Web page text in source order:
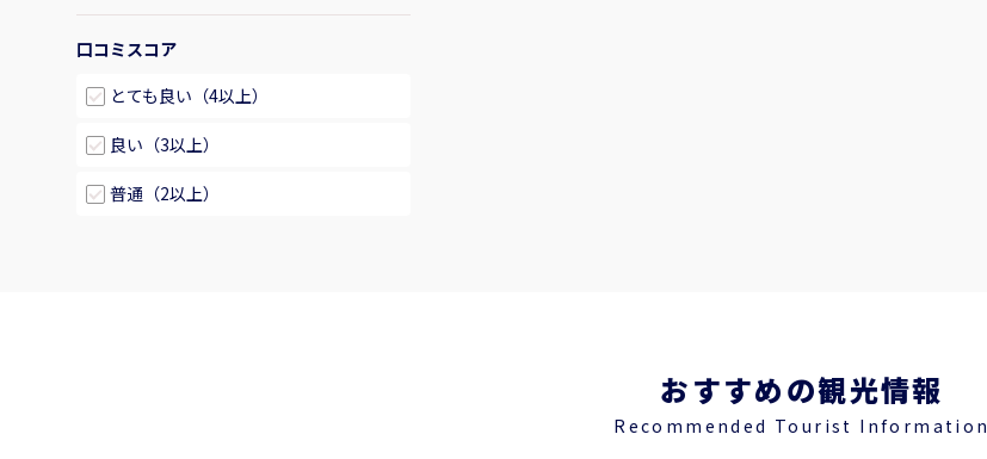
口コミスコア
とても良い（4以上）
良い（3以上）
普通（2以上）
おすすめの観光情報
Recommended Tourist Information